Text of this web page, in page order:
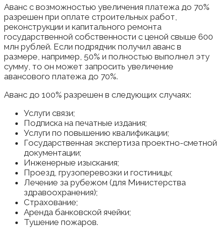
Аванс с возможностью увеличения платежа до 70%
разрешен при оплате строительных работ,
реконструкции и капитального ремонта
государственной собственности с ценой свыше 600
млн рублей. Если подрядчик получил аванс в
размере, например, 50% и полностью выполнел эту
сумму, то он может запросить увеличение
авансового платежа до 70%.
Аванс до 100% разрешен в следующих случаях:
Услуги связи;
Подписка на печатные издания;
Услуги по повышению квалификации;
Государственная экспертиза проектно-сметной
документации;
Инженерные изыскания;
Проезд, грузоперевозки и гостиницы;
Лечение за рубежом (для Министерства
здравоохранения);
Страхование;
Аренда банковской ячейки;
Тушение пожаров.